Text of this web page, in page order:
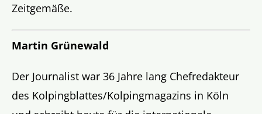
Zeitgemäße.
Martin Grünewald
Der Journalist war 36 Jahre lang Chefredakteur
des Kolpingblattes/Kolpingmagazins in Köln